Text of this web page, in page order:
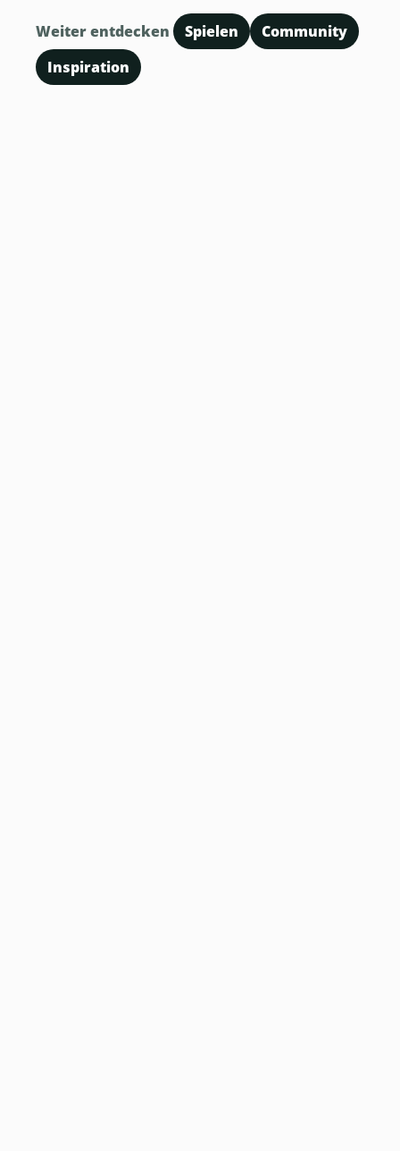
Weiter entdecken Spielen
Community
Inspiration